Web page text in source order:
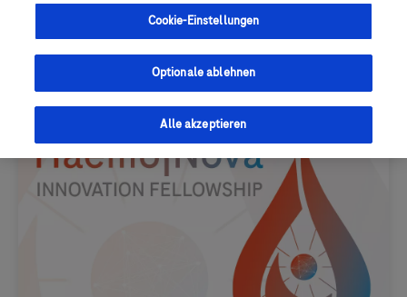
Cookie-Einstellungen
Optionale ablehnen
Alle akzeptieren